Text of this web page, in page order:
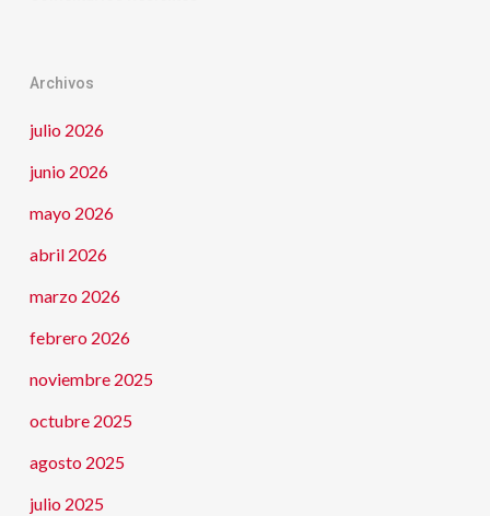
Archivos
julio 2026
junio 2026
mayo 2026
abril 2026
marzo 2026
febrero 2026
noviembre 2025
octubre 2025
agosto 2025
julio 2025